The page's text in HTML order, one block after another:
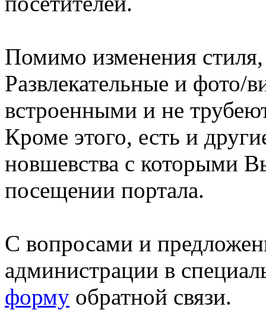
Помимо изменения
Развлекательные и фото/
встроенными и не
Кроме этого, есть и
новшевства с которыми
посещении портала.
С вопросами и
администрации в
форму обратной связи.